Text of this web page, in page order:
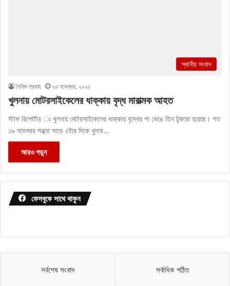
স্থানীয় সংবাদ
দৈনিক প্রবাহ ২৩ নভেম্বর, ২০২৫
খুলনায় মোটরসাইকেলের ধাক্কায় বৃদ্ধ মারাত্মক আহত
স্টাফ রিপোর্টার ঃ খুলনায় মোটরসাইকেলের ধাক্কায় বৃদ্ধের পা ভেঙে তিন টুকরো হয়েছে। গত
১৯ নভেম্বর সন্ধ্যা সাড়ে ৫টার দিকে খুলনা…
আরও পড়ুন
ফেসবুকে সাথে থাকুন
সর্বশেষ সংবাদ সর্বাধিক পঠিত